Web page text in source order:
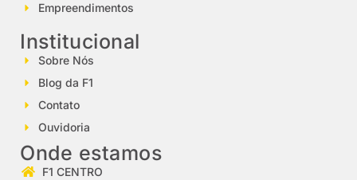
Empreendimentos
Institucional
Sobre Nós
Blog da F1
Contato
Ouvidoria
Onde estamos
F1 CENTRO